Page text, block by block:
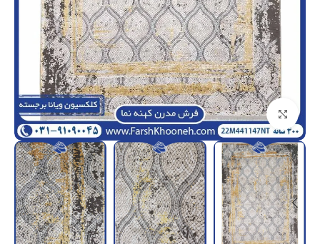
بزرگنمایی تصویر